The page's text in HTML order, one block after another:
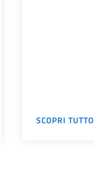
SCOPRI TUTTO